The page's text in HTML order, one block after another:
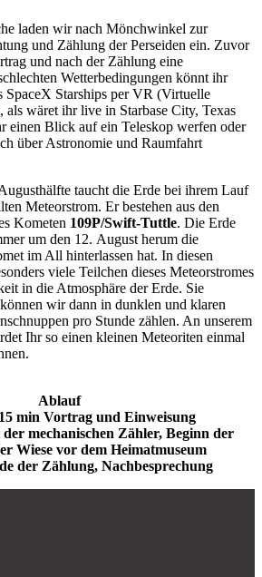
laden wir nach Mönchwinkel zur
und Zählung der Perseiden ein. Zuvor
und nach der Zählung eine
Wetterbedingungen könnt ihr
SpaceX Starships per VR (Virtuelle
als wäret ihr live in Starbase City, Texas
einen Blick auf ein Teleskop werfen oder
über Astronomie und Raumfahrt
taucht die Erde bei ihrem Lauf
Meteorstrom. Er bestehen aus den
Kometen 109P/Swift-Tuttle. Die Erde
um den 12. August herum die
im All hinterlassen hat. In diesen
viele Teilchen dieses Meteorstromes
in die Atmosphäre der Erde. Sie
wir dann in dunklen und klaren
pro Stunde zählen. An unserem
Ihr so einen kleinen Meteoriten einmal
Ablauf
min Vortrag und Einweisung
mechanischen Zähler, Beginn der
Wiese vor dem Heimatmuseum
der Zählung, Nachbesprechung